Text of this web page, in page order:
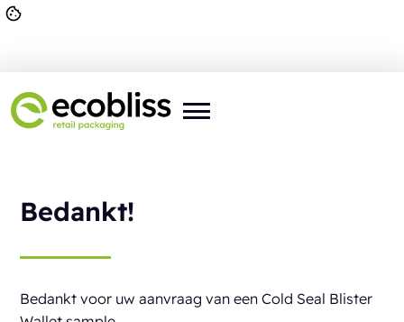
U bent hier: Home
Bedankt!
Bedankt voor uw aanvraag van een Cold Seal Blister